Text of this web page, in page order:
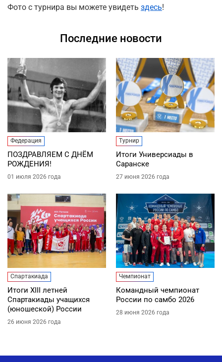
Фото с турнира вы можете увидеть здесь!
Последние новости
Федерация
ПОЗДРАВЛЯЕМ С ДНЁМ
РОЖДЕНИЯ!
01 июля 2026 года
Турнир
Итоги Универсиады в
Саранске
27 июня 2026 года
Спартакиада
Итоги XIII летней
Спартакиады учащихся
(юношеской) России
26 июня 2026 года
Чемпионат
Командный чемпионат
России по самбо 2026
28 июня 2026 года